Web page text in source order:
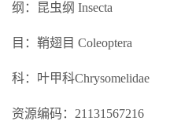
纲：昆虫纲 Insecta
目：鞘翅目 Coleoptera
科：叶甲科Chrysomelidae
资源编码：21131567216